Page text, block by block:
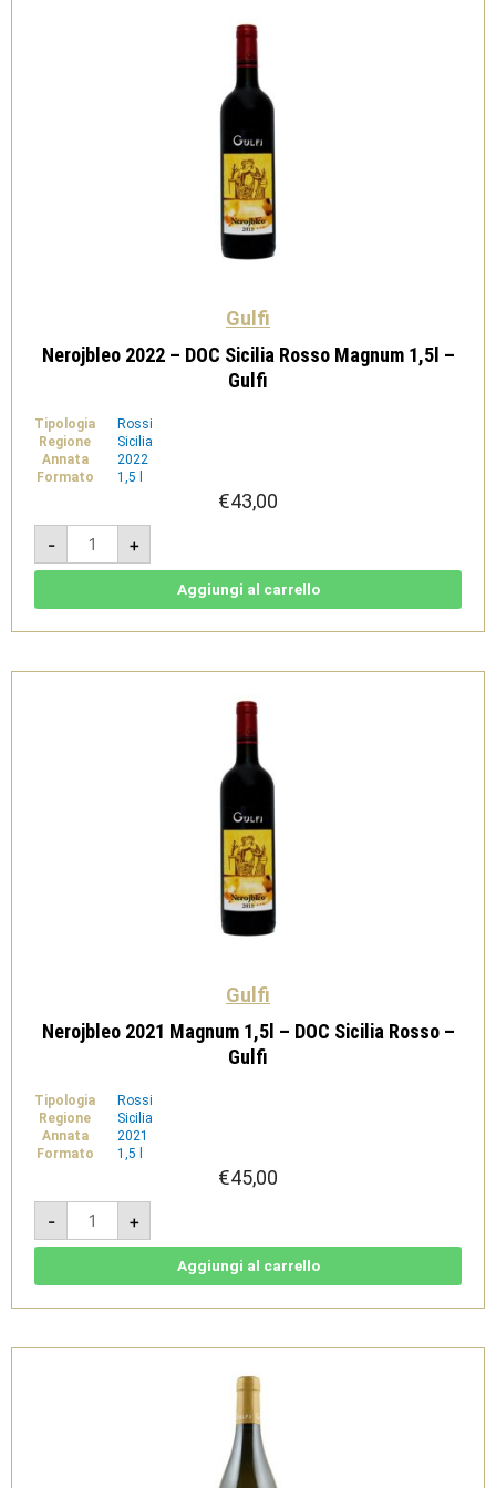
Gulfi
Nerojbleo 2022 – DOC Sicilia Rosso Magnum 1,5l –
Gulfi
Tipologia
Rossi
Regione
Sicilia
Annata
2022
Formato
1,5 l
€43,00
-
Nerojbleo
2022
-
DOC
1,5l
quantità
+
Aggiungi al carrello
Gulfi
Nerojbleo 2021 Magnum 1,5l – DOC Sicilia Rosso –
Gulfi
Tipologia
Rossi
Regione
Sicilia
Annata
2021
Formato
1,5 l
€45,00
-
Nerojbleo
2021
Magnum
1,5l
Rosso
quantità
+
Aggiungi al carrello